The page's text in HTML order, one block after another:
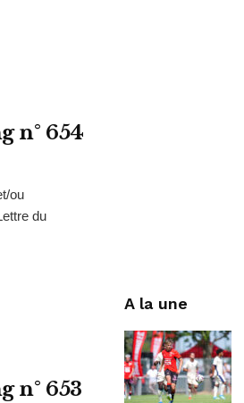
n° 654
ou
du
n° 653
A la une